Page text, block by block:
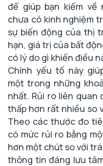
để giúp bạn kiếm về
chưa có kinh nghiệm
sự biến động của thị
hạn, giá trị của bất
có lý do gì khiến điều
Chính yếu tố này
một trong những
nhất. Rủi ro liên
thấp hơn rất nhiều so
Theo các thước đo
có mức rủi ro bằng
hơn một chút so với
thông tin đáng lưu